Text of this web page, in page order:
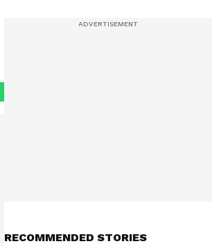
RECOMMENDED STORIES